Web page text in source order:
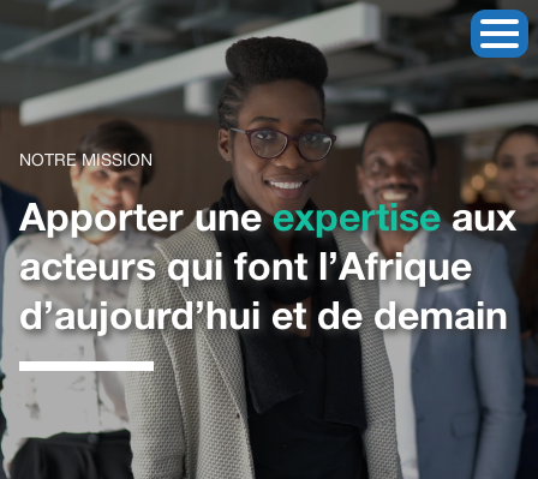
NOTRE MISSION
Apporter uneexpertiseaux
acteurs qui font l’Afrique
d’aujourd’hui et de demain